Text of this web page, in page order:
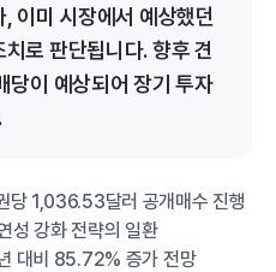
이미 시장에서 예상했던
로 판단됩니다. 향후 견
당이 예상되어 장기 투자
당 1,036.53달러 공개매수 진행
성 강화 전략의 일환
대비 85.72% 증가 전망